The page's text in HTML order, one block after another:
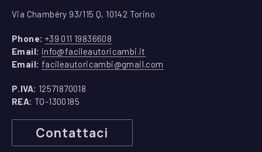
Via Chambéry 93/115 Q, 10142 Torino
Phone: +39 011 19836608
Email: info@facileautoricambi.it
Email: facileautoricambi@gmail.com
P.IVA: 12571870018
REA: TO-1300185
Contattaci